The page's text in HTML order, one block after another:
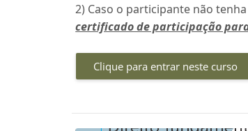
2) Caso o participante não
certificado de participação
Clique para entrar neste curso